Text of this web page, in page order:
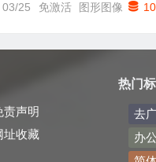
03/25 免激活 图形图像 10
责声明
址收藏
热门
去
办